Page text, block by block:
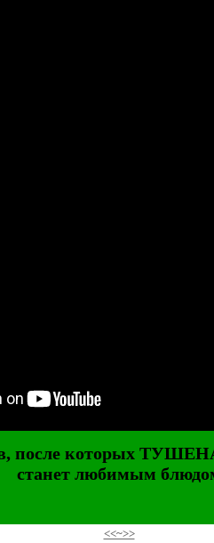
после которых
станет любимым
<<~>>